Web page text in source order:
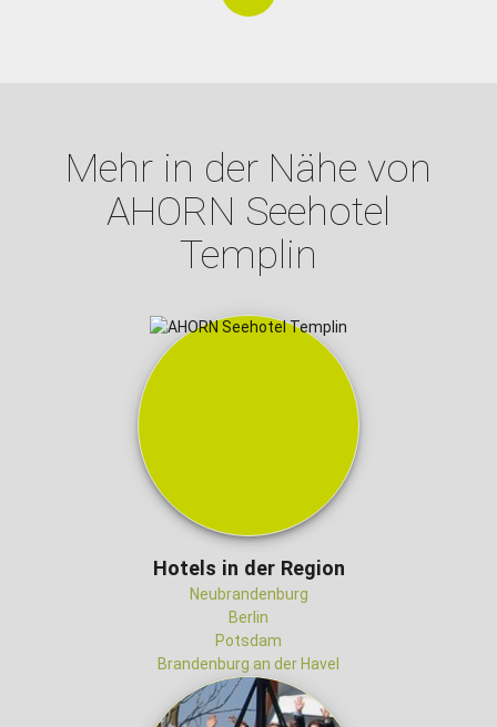
Mehr in der Nähe von
AHORN Seehotel
Templin
Hotels in der Region
Neubrandenburg
Berlin
Potsdam
Brandenburg an der Havel